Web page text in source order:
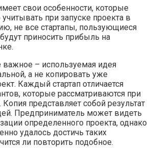
свои особенности, которые
при запуске проекта в
не все стартапы, пользующиеся
приносить прибыль на
важное – используемая идея
а не копировать уже
Каждый стартап отличается
которые рассматриваются при
представляет собой результат
Предприниматель может видеть
определенного проекта, однако
удалось достичь таких
ли повторить подобное.